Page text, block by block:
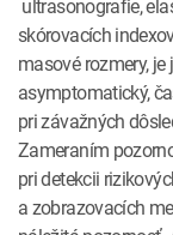
ultrasonografie,
skórovacích
masové rozmery,
asymptomatický,
pri závažných
Zameraním
pri detekcii
a zobrazovacích